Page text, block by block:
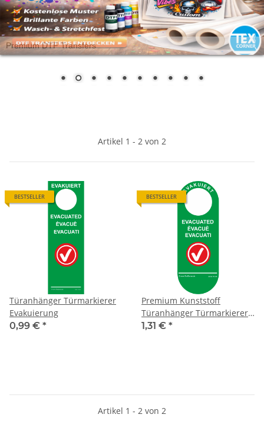
Artikel 1 - 2 von 2
BESTSELLER
Türanhänger Türmarkierer
Evakuierung
0,99 € *
BESTSELLER
Premium Kunststoff
Türanhänger Türmarkierer
Evakuierung
1,31 € *
Artikel 1 - 2 von 2